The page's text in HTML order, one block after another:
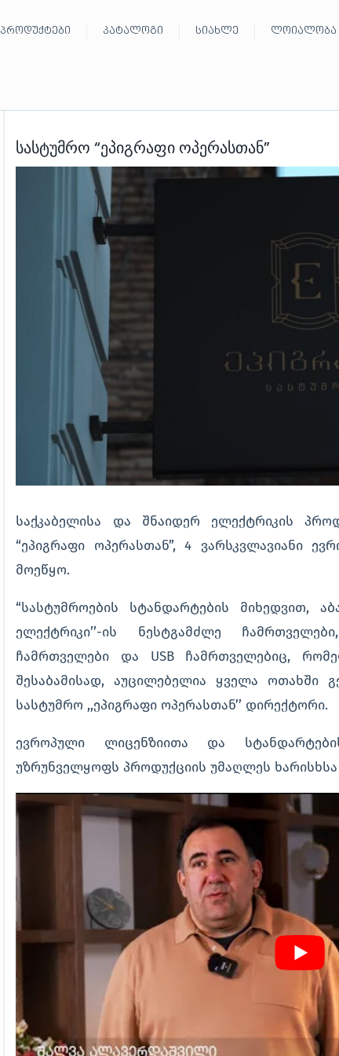
პროდუქტები კატალოგი სიახლე ლოიალობა
სასტუმრო “ეპიგრაფი ოპერასთან”
საქკაბელისა და შნაიდერ ელექტრიკის
“ეპიგრაფი ოპერასთან”, 4 ვარსკვლავიანი
მოეწყო.
“სასტუმროების სტანდარტების მიხედვით,
ელექტრიკი’’-ის ნესტგამძლე
ჩამრთველები და USB ჩამრთველებიც,
შესაბამისად, აუცილებელია ყველა ოთახში
სასტუმრო ,,ეპიგრაფი ოპერასთან’’ დირექტორი.
ევროპული ლიცენზიითა და
უზრუნველყოფს პროდუქციის უმაღლეს